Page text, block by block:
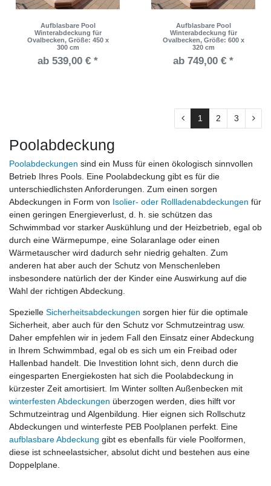
Aufblasbare Pool
Winterabdeckung für
Ovalbecken, Größe: 450 x
300 cm
ab 539,00 € *
Aufblasbare Pool
Winterabdeckung für
Ovalbecken, Größe: 600 x
320 cm
ab 749,00 € *
1 2 3
Poolabdeckung
Poolabdeckungen sind ein Muss für einen ökologisch sinnvollen
Betrieb Ihres Pools. Eine Poolabdeckung gibt es für die
unterschiedlichsten Anforderungen. Zum einen sorgen
Abdeckungen in Form von Isolier- oder Rollladenabdeckungen für
einen geringen Energieverlust, d. h. sie schützen das
Schwimmbad vor starker Auskühlung und der Heizbetrieb, egal ob
durch eine Wärmepumpe, eine Solaranlage oder einen
Wärmetauscher wird dadurch sehr niedrig gehalten. Zum
anderen hat aber auch der Schutz von Menschenleben
insbesondere natürlich der der Kinder eine Auswirkung auf die
Wahl der richtigen Abdeckung.
Spezielle Sicherheitsabdeckungen sorgen hier für die optimale
Sicherheit, aber auch für den Schutz vor Schmutzeintrag usw.
Daher empfehlen wir in jedem Fall den Einsatz einer Abdeckung
in Ihrem Schwimmbad, egal ob es sich um ein Freibad oder
Hallenbad handelt. Die Investition lohnt sich, denn durch die
eingesparten Energiekosten hat sich die Poolabdeckung in
kürzester Zeit amortisiert. Im Winter sollten Außenbecken mit
winterfesten Abdeckungen überzogen werden, dies hilft vor
Schmutzeintrag und Algenbildung. Hier eignen sich Rollschutz
Abdeckungen und winterfeste PEB Poolplanen perfekt. Eine
aufblasbare Abdeckung gibt es ebenfalls für viele Poolformen,
diese ist schneelastsicher, absolut dicht und bestehen aus eine
Doppelplane.